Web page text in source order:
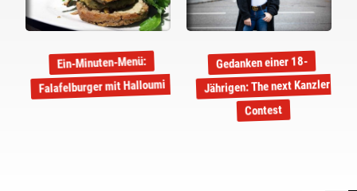
Ein-Minuten-Menü:
Falafelburger mit Halloumi
Gedanken einer 18-
Jährigen: The next Kanzler
Contest